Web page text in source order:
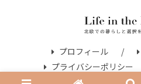
プロフィール
プライバシーポリシー